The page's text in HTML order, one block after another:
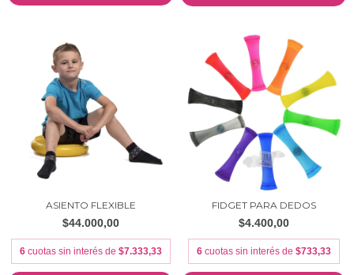
ASIENTO FLEXIBLE
$44.000,00
6 cuotas sin interés de $7.333,33
FIDGET PARA DEDOS
$4.400,00
6 cuotas sin interés de $733,33